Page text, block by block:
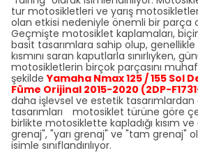
tur motosikletleri ve yarış
olan etkisi nedeniyle önemli bir parça
Geçmişte motosiklet kaplamaları,
basit tasarımlara sahip olup,
kısmını saran kaputlarla sınırlıyken,
motosikletlerin birçok parçasını
şekildeYamaha Nmax 125 / 155 Sol
Füme Orijinal 2015-2020 (2DP-
daha işlevsel ve estetik tasarımlardan
tasarımları motosiklet türüne göre
birlikte motosiklette kapladığı kısım
grenaj", "yarı grenaj" ve "tam grenaj"
isimle sınıflandırılıyor.